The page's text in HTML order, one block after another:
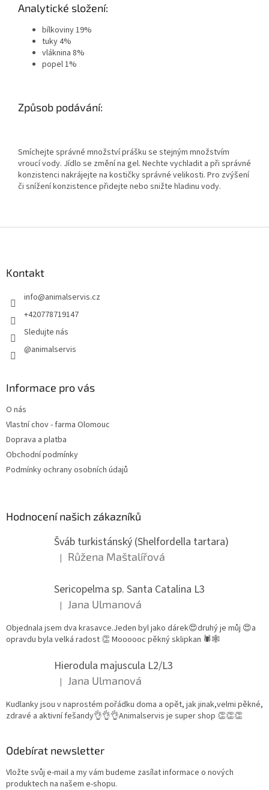
Analytické složení:
bílkoviny 19%
tuky 4%
vláknina 8%
popel 1%
Způsob podávání:
Smíchejte správné množství prášku se stejným množstvím
vroucí vody. Jídlo se změní na gel. Nechte vychladit a při správné
konzistenci nakrájejte na kostičky správné velikosti. Pro zvýšení
či snížení konzistence přidejte nebo snižte hladinu vody.
Kontakt
info@animalservis.cz
+420778719147
Sledujte nás
@animalservis
Informace pro vás
O nás
Vlastní chov - farma Olomouc
Doprava a platba
Obchodní podmínky
Podmínky ochrany osobních údajů
Hodnocení našich zákazníků
Šváb turkistánský (Shelfordella tartara)
Hodnocení produktu je 5 z 5 hvězdiček.
| Růžena Maštalířová
Sericopelma sp. Santa Catalina L3
Hodnocení produktu je 5 z 5 hvězdiček.
| Jana Ulmanová
Objednala jsem dva krasavce.Jeden byl jako dárek😍druhý je můj 😍a
opravdu byla velká radost 👏 Moooooc pěkný sklipkan 🕷🕸
Hierodula majuscula L2/L3
Hodnocení produktu je 5 z 5 hvězdiček.
| Jana Ulmanová
Kudlanky jsou v naprostém pořádku doma a opět, jak jinak,velmi pěkné,
zdravé a aktivní fešandy👌👌👌Animalservis je super shop 👏👏👏
Odebírat newsletter
Vložte svůj e-mail a my vám budeme zasílat informace o nových
produktech na našem e-shopu.